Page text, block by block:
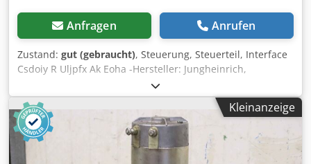
Anfragen Anrufen
Zustand: gut (gebraucht), Steuerung, Steuerteil, Interface
Csdoiy R Uljpfx Ak Eoha -Hersteller: Jungheinrich,
Steuerung aus Komissionierstapler Typ: ECE 20 Bauj. 2002
/ 2003 -Typ: MP 1510-Interface 2 50053044-6/99 -
Spannung: 24 V -Anzahl: 2 Stück vorhanden -Preis: pro
Stück -Abmessungen: 170/135/H70 mm -Gewicht: 0,7 kg/St.
Kleinanzeige